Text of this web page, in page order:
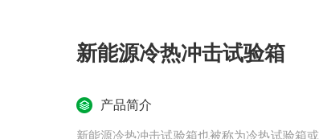
新能源冷热冲击试验箱
产品简介
新能源冷热冲击试验箱也被称为冷热试验箱